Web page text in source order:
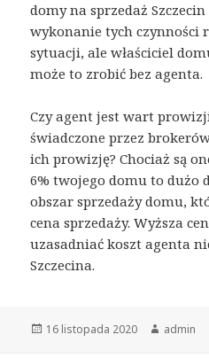
domy na sprzedaż
wykonanie tych czynności
sytuacji, ale właściciel
może to zrobić bez agenta.
Czy agent jest wart
świadczone przez
ich prowizję? Chociaż są
6% twojego domu to dużo
obszar sprzedaży domu,
cena sprzedaży. Wyższa
uzasadniać koszt agenta
Szczecina.
Opublikowano
16 listopada 2020 Autor
admin